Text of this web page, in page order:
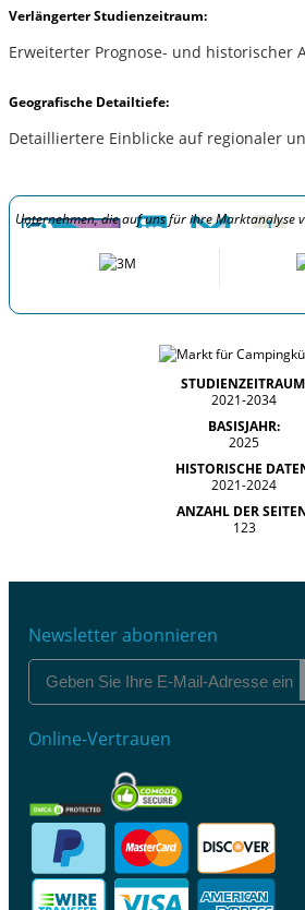
Verlängerter Studienzeitraum:
Erweiterter Prognose- und historischer
Geografische Detailtiefe:
Detailliertere Einblicke auf regionaler
Unternehmen, die auf uns für ihre Marktanalyse
2021-2034
BASISJAHR:
2025
HISTORISCHE
2021-2024
ANZAHL DER
123
Newsletter abonnieren
Online-Vertrauen